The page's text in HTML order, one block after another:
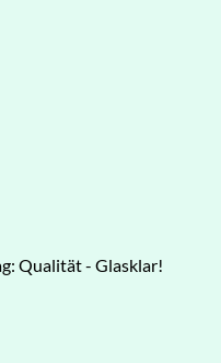
Qualität - Glasklar!